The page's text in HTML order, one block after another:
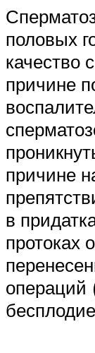
половых
качество
причине
причине
в
протоках
операций